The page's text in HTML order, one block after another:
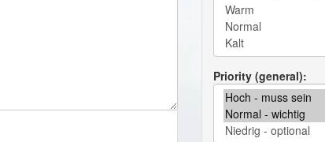
Priority (general)